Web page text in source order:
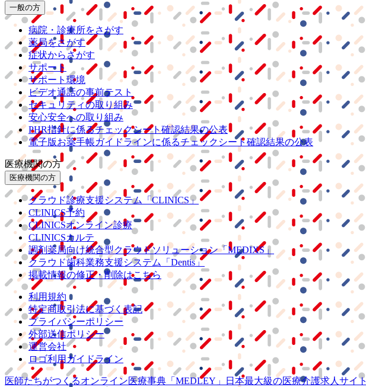
一般の方
病院・診療所をさがす
薬局をさがす
症状からさがす
サポート
サポート環境
ビデオ通話の事前テスト
セキュリティの取り組み
安心安全への取り組み
PHR指針に係るチェックシート確認結果の公表
電子版お薬手帳ガイドラインに係るチェックシート確認結果の公表
医療機関の方
医療機関の方
クラウド診療支援システム
「CLINICS」
CLINICS予約
CLINICSオンライン診療
CLINICSカルテ
調剤薬局向け統合型クラウドソリューション「MEDIXS」
クラウド歯科業務支援システム
「Dentis」
掲載情報の修正・削除はこちら
利用規約
特定商取引法に基づく表記
プライバシーポリシー
外部送信ポリシー
運営会社
ロゴ利用ガイドライン
医師たちがつくるオンライン医療事典 「MEDLEY」 日本最大級の医療介護求人サイト